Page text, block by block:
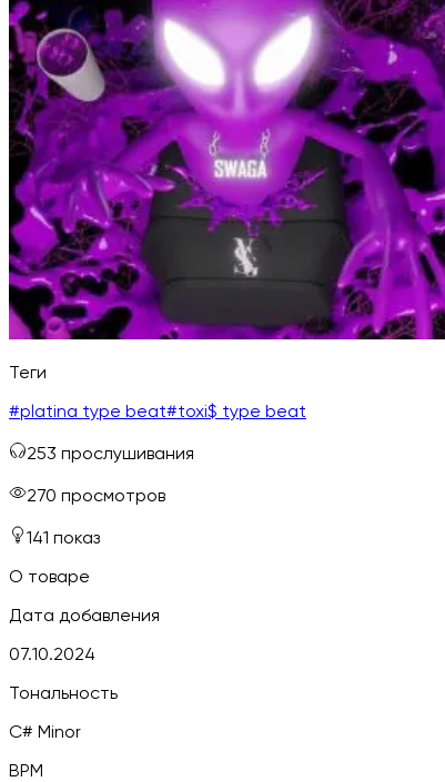
Теги
#platina type beat#toxi$ type beat
253 прослушивания
270 просмотров
141 показ
О товаре
Дата добавления
07.10.2024
Тональность
C# Minor
BPM